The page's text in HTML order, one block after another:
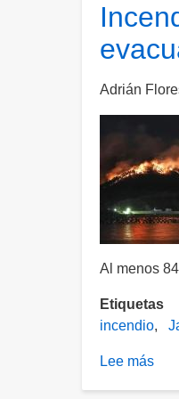
Adrián
Al menos
Etiquetas
incendio
Lee más